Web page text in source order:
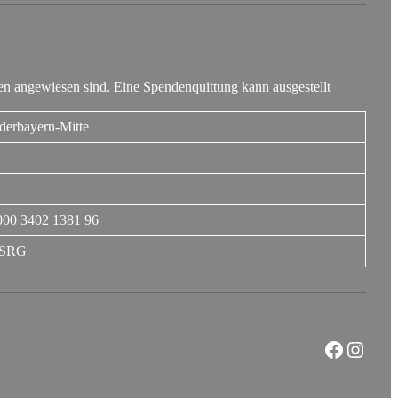
sind. Eine Spendenquittung kann ausgestellt
Mitte
3402 1381 96